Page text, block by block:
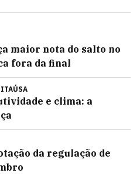
maior nota do salto no
fora da final
e clima: a
da regulação de